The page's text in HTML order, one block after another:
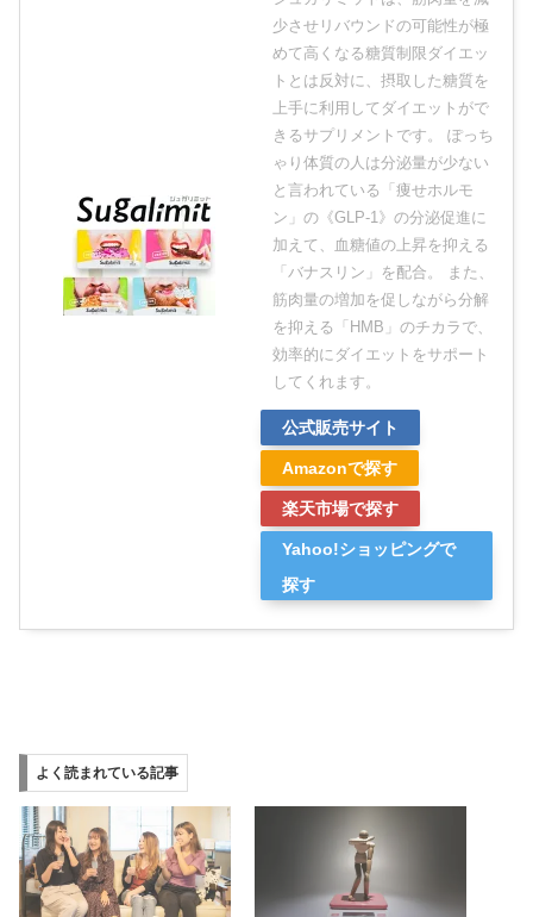
少させリバウンドの可能性が極
めて高くなる糖質制限ダイエッ
トとは反対に、摂取した糖質を
上手に利用してダイエットがで
きるサプリメントです。 ぽっち
ゃり体質の人は分泌量が少ない
と言われている「痩せホルモ
ン」の《GLP-1》の分泌促進に
加えて、血糖値の上昇を抑える
「バナスリン」を配合。 また、
筋肉量の増加を促しながら分解
を抑える「HMB」のチカラで、
効率的にダイエットをサポート
してくれます。
公式販売サイト
Amazonで探す
楽天市場で探す
Yahoo!ショッピングで
探す
よく読まれている記事